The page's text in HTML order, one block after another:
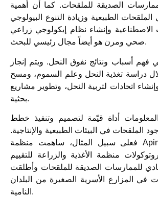
الصديقة للملقحات. كما أن أهمية
الطبيعية وزيادة التنوع البيولوجي
الاصطناعية وإنشاء نظام إيكولوجي زراعي
صحي ومرن هو أيضاً مجال رئيسي للبحث.
فهم أسباب ونتائج نفوق النحل. ويتم إنجاز
دراسة تغذية النحل وعلم السموم، ومسح
اتحادات لتربية النحل، وتطوير مشاريع
بحثية.
أداة قيّمة لتصميم وتنفيذ خطط
الملقحات في البيئات الطبيعية والإنتاجية.
فعلى سبيل المثال، ساهمت منظمة Apimondia في وضع
منظمة الأغذية والزراعة للتقييم
للممارسات الصديقة للملقحات وأطلقت
في المزارع الأسرية الصغيرة من البلدان
النامية.